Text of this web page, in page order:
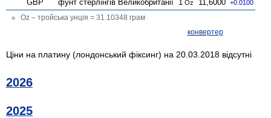
GBP фунт стерлінгів Велико­британії 1 Oz 11,6000 +0.0100
Oz – тройська унція = 31.10348 грам
конвертер
Ціни на платину (лондонський фіксинг) на 20.03.2018 відсутні
2026
2025